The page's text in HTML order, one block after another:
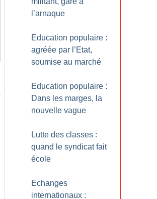
l’arnaque
Education populaire :
agréée par l’Etat,
soumise au marché
Education populaire :
Dans les marges, la
nouvelle vague
Lutte des classes :
quand le syndicat fait
école
Echanges
internationaux :